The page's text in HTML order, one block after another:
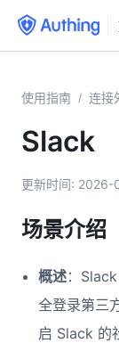
使用指南 / 连接
Slack
更新时间: 2026-
场景介绍
概述：
全登录第三
启 Slack 的